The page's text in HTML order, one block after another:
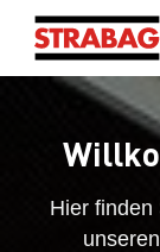
Hier finden